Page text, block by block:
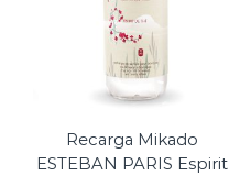
Recarga Mikado
ESTEBAN PARIS Espirit